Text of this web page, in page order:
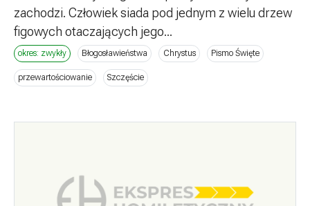
zachodzi. Człowiek siada pod jednym z wielu drzew
figowych otaczających jego...
okres: zwykły Błogosławieństwa Chrystus Pismo Święte
przewartościowanie Szczęście